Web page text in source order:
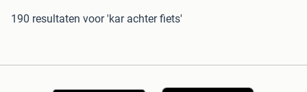
190 resultaten voor 'kar achter fiets'